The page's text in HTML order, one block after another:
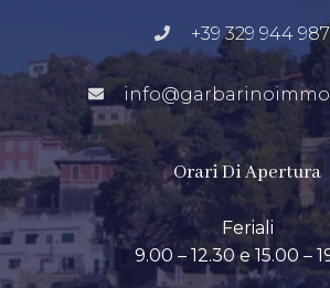
+39 329 944
Orari Di Apertura
Feriali
9.00 – 12.30 e 15.00 –